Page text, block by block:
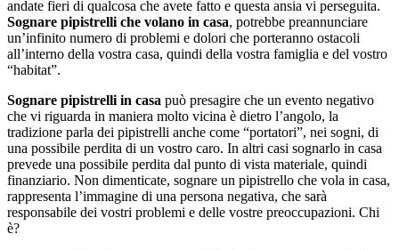
andate fieri di qualcosa che avete fatto e questa ansia vi perseguita.
Sognare pipistrelli che volano in casa, potrebbe preannunciare
un’infinito numero di problemi e dolori che porteranno ostacoli
all’interno della vostra casa, quindi della vostra famiglia e del vostro
“habitat”.
Sognare pipistrelli in casa può presagire che un evento negativo
che vi riguarda in maniera molto vicina è dietro l’angolo, la
tradizione parla dei pipistrelli anche come “portatori”, nei sogni, di
una possibile perdita di un vostro caro. In altri casi sognarlo in casa
prevede una possibile perdita dal punto di vista materiale, quindi
finanziario. Non dimenticate, sognare un pipistrello che vola in casa,
rappresenta l’immagine di una persona negativa, che sarà
responsabile dei vostri problemi e delle vostre preoccupazioni. Chi
è?